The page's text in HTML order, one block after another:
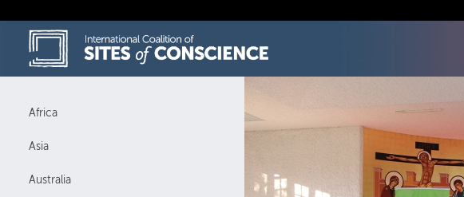
to
content
Africa
Asia
Australia